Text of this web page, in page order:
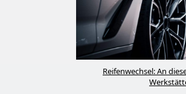
Reifenwechsel: An